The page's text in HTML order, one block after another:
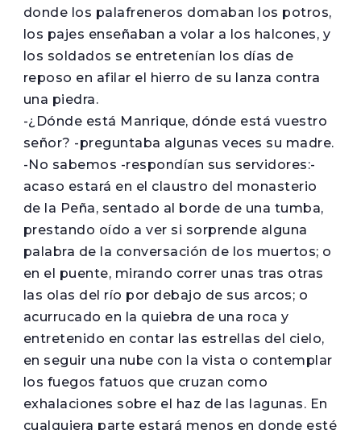
donde los palafreneros domaban los potros,
los pajes enseñaban a volar a los halcones, y
los soldados se entretenían los días de
reposo en afilar el hierro de su lanza contra
una piedra.
-¿Dónde está Manrique, dónde está vuestro
señor? -preguntaba algunas veces su madre.
-No sabemos -respondían sus servidores:-
acaso estará en el claustro del monasterio
de la Peña, sentado al borde de una tumba,
prestando oído a ver si sorprende alguna
palabra de la conversación de los muertos; o
en el puente, mirando correr unas tras otras
las olas del río por debajo de sus arcos; o
acurrucado en la quiebra de una roca y
entretenido en contar las estrellas del cielo,
en seguir una nube con la vista o contemplar
los fuegos fatuos que cruzan como
exhalaciones sobre el haz de las lagunas. En
cualquiera parte estará menos en donde esté